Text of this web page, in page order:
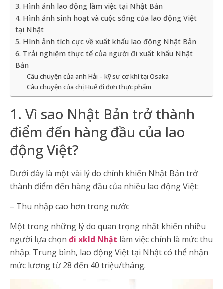
3. Hình ảnh lao động làm việc tại Nhật Bản
4. Hình ảnh sinh hoạt và cuộc sống của lao động Việt
tại Nhật
5. Hình ảnh tích cực về xuất khẩu lao động Nhật Bản
6. Trải nghiệm thực tế của người đi xuất khẩu Nhật
Bản
Câu chuyện của anh Hải – kỹ sư cơ khí tại Osaka
Câu chuyện của chị Huế đi đơn thực phẩm
1. Vì sao Nhật Bản trở thành
điểm đến hàng đầu của lao
động Việt?
Dưới đây là một vài lý do chính khiến Nhật Bản trở
thành điểm đến hàng đầu của nhiều lao động Việt:
– Thu nhập cao hơn trong nước
Một trong những lý do quan trọng nhất khiến nhiều
người lựa chọn đi xkld Nhật làm việc chính là mức thu
nhập. Trung bình, lao động Việt tại Nhật có thể nhận
mức lương từ 28 đến 40 triệu/tháng.